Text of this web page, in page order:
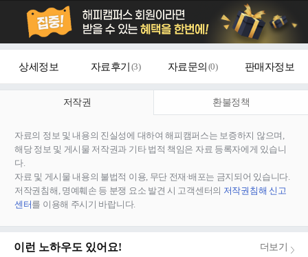
상세정보 자료후기 (3) 자료문의 (0) 판매자정보
저작권 환불정책
자료의 정보 및 내용의 진실성에 대하여 해피캠퍼스는 보증하지 않으며,
해당 정보 및 게시물 저작권과 기타 법적 책임은 자료 등록자에게 있습니
다.
자료 및 게시물 내용의 불법적 이용, 무단 전재∙배포는 금지되어 있습니다.
저작권침해, 명예훼손 등 분쟁 요소 발견 시 고객센터의 저작권침해 신고
센터를 이용해 주시기 바랍니다.
이런 노하우도 있어요! 더보기